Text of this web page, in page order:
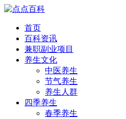
首页
百科资讯
兼职副业项目
养生文化
中医养生
节气养生
养生人群
四季养生
春季养生